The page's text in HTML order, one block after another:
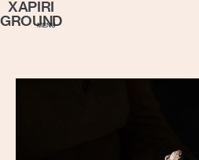
MENÚ
XAPIRI
GROUND